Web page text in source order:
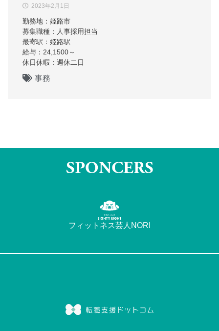
2023年2月1日
勤務地：姫路市
募集職種：人事採用担当
最寄駅：姫路駅
給与：24,1500～
休日休暇：週休二日
事務
SPONCERS
フィットネス芸人NORI